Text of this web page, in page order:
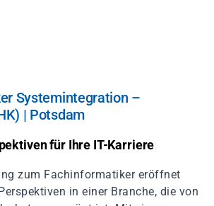
Systemintegration –
| Potsdam
für Ihre IT-Karriere
zum Fachinformatiker eröffnet
in einer Branche, die von